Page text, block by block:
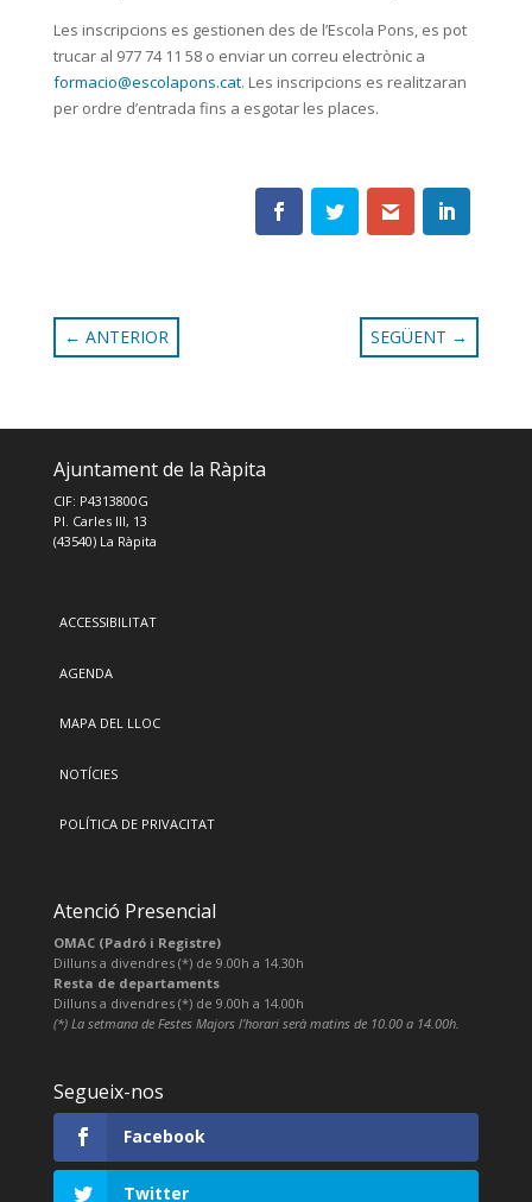
Les inscripcions es gestionen des de l’Escola Pons, es pot
trucar al 977 74 11 58 o enviar un correu electrònic a
formacio@escolapons.cat. Les inscripcions es realitzaran
per ordre d’entrada fins a esgotar les places.
← ANTERIOR SEGÜENT →
Ajuntament de la Ràpita
CIF: P4313800G
Pl. Carles III, 13
(43540) La Ràpita
ACCESSIBILITAT
AGENDA
MAPA DEL LLOC
NOTÍCIES
POLÍTICA DE PRIVACITAT
Atenció Presencial
OMAC (Padró i Registre)
Dilluns a divendres (*) de 9.00h a 14.30h
Resta de departaments
Dilluns a divendres (*) de 9.00h a 14.00h
(*) La setmana de Festes Majors l’horari serà matins de 10.00 a 14.00h.
Segueix-nos
Facebook
Twitter